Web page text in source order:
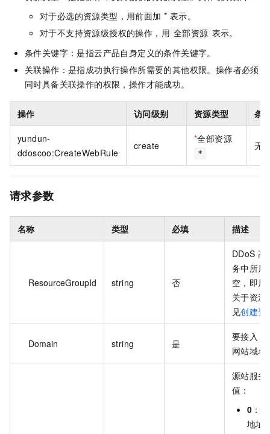
对于必选的资源类型，用前面加 * 表示。
对于不支持资源级授权的操作，用 全部资源 表示。
条件关键字：是指云产品自身定义的条件关键字。
关联操作：是指成功执行操作所需要的其他权限。操作者必须
同时具备关联操作的权限，操作才能成功。
操作 访问级别 资源类型 条
yundun-
ddoscoo:CreateWebRule
create
*全部资源
*
无
请求参数
名称 类型 必填 描述
ResourceGroupId string 否
DDoS 高
务中所属
空，即属
关于资源
见创建资
Domain string 是
要接入
网站域名
源站服务
值：
0 ：
地址